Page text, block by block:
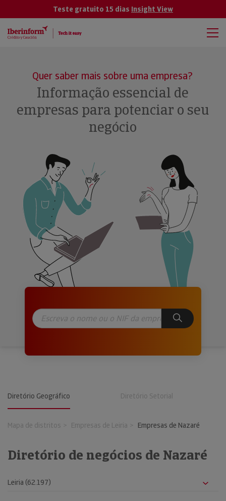
Teste gratuito 15 dias Insight View
Quer saber mais sobre uma empresa?
Informação essencial de
empresas para potenciar o seu
negócio
Diretório Geográfico Diretório Setorial
Mapa de distritos Empresas de Leiria Empresas de Nazaré
Diretório de negócios de Nazaré